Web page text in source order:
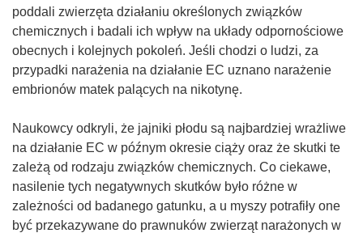
poddali zwierzęta działaniu określonych związków
chemicznych i badali ich wpływ na układy odpornościowe
obecnych i kolejnych pokoleń. Jeśli chodzi o ludzi, za
przypadki narażenia na działanie EC uznano narażenie
embrionów matek palących na nikotynę.
Naukowcy odkryli, że jajniki płodu są najbardziej wrażliwe
na działanie EC w późnym okresie ciąży oraz że skutki te
zależą od rodzaju związków chemicznych. Co ciekawe,
nasilenie tych negatywnych skutków było różne w
zależności od badanego gatunku, a u myszy potrafiły one
być przekazywane do prawnuków zwierząt narażonych w